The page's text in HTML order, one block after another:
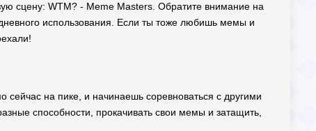
сцену: WTM? - Meme Masters. Обратите внимание на
использования. Если ты тоже любишь мемы и
на пике, и начинаешь соревноваться с другими
способности, прокачивать свои мемы и затащить,